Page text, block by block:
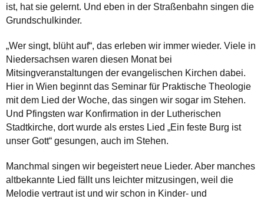
ist, hat sie gelernt. Und eben in der Straßenbahn singen die
Grundschulkinder.
„Wer singt, blüht auf“, das erleben wir immer wieder. Viele in
Niedersachsen waren diesen Monat bei
Mitsingveranstaltungen der evangelischen Kirchen dabei.
Hier in Wien beginnt das Seminar für Praktische Theologie
mit dem Lied der Woche, das singen wir sogar im Stehen.
Und Pfingsten war Konfirmation in der Lutherischen
Stadtkirche, dort wurde als erstes Lied „Ein feste Burg ist
unser Gott“ gesungen, auch im Stehen.
Manchmal singen wir begeistert neue Lieder. Aber manches
altbekannte Lied fällt uns leichter mitzusingen, weil die
Melodie vertraut ist und wir schon in Kinder- und